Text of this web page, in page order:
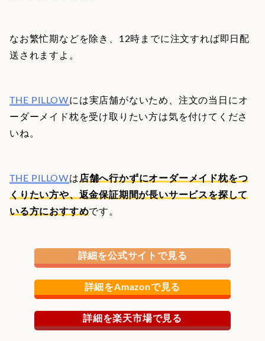
なお繁忙期などを除き、12時までに注文すれば即日配
送されますよ。
THE PILLOWには実店舗がないため、注文の当日にオ
ーダーメイド枕を受け取りたい方は気を付けてくださ
いね。
THE PILLOWは店舗へ行かずにオーダーメイド枕をつ
くりたい方や、返金保証期間が長いサービスを探して
いる方におすすめです。
詳細を公式サイトで見る
詳細をAmazonで見る
詳細を楽天市場で見る